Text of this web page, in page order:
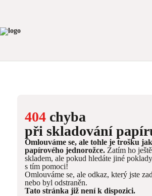
404 chyba
při skladování
Omlouváme se, ale tohle je trošku
papírového jednorožce. Zatím ho
skladem, ale pokud hledáte jiné
s tím pomoci!
Omlouváme se, ale odkaz, který jste
nebo byl odstraněn.
Tato stránka již není k dispozici.